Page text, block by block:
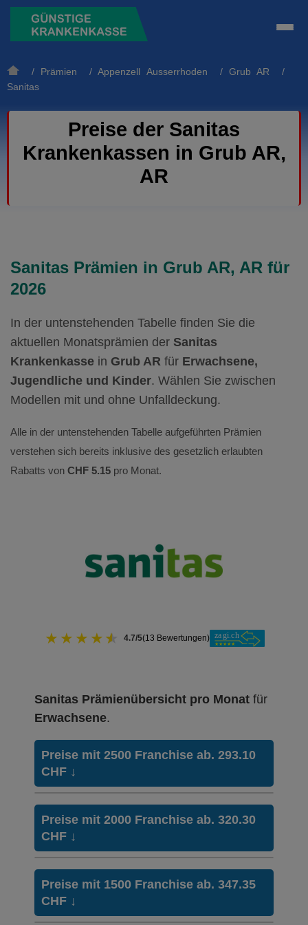
/ Prämien / Appenzell Ausserrhoden / Grub AR /
Sanitas
Preise der Sanitas
Krankenkassen in Grub AR,
AR
Sanitas Prämien in Grub AR, AR für
2026
In der untenstehenden Tabelle finden Sie die
aktuellen Monatsprämien der Sanitas
Krankenkasse in Grub AR für Erwachsene,
Jugendliche und Kinder. Wählen Sie zwischen
Modellen mit und ohne Unfalldeckung.
Alle in der untenstehenden Tabelle aufgeführten Prämien
verstehen sich bereits inklusive des gesetzlich erlaubten
Rabatts von CHF 5.15 pro Monat.
★ ★ ★ ★ ★ 4.7/5(13 Bewertungen)
Sanitas Prämienübersicht pro Monat für
Erwachsene.
Preise mit 2500 Franchise ab. 293.10
CHF ↓
Hausarzt Modell:
Hausarztmodell 1
Ohne Unfalldeckung:
315.20
Preise mit 2000 Franchise ab. 320.30
CHF ↓
Hausarzt Modell:
Hausarztmodell 1
Ohne Unfalldeckung:
Preise mit 1500 Franchise ab. 347.35
CHF ↓